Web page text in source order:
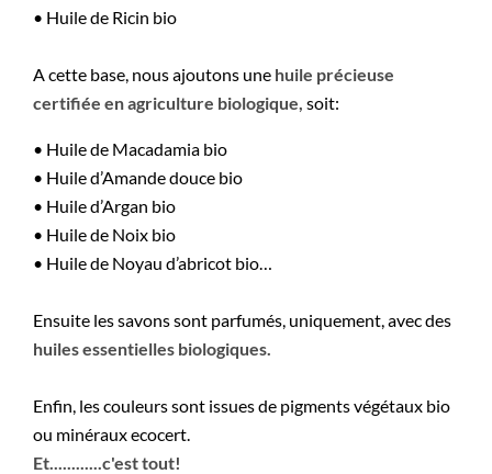
• Huile de Ricin bio
A cette base, nous ajoutons une huile précieuse
certifiée en agriculture biologique, soit:
• Huile de Macadamia bio
• Huile d’Amande douce bio
• Huile d’Argan bio
• Huile de Noix bio
• Huile de Noyau d’abricot bio…
Ensuite les savons sont parfumés, uniquement, avec des
huiles essentielles biologiques.
Enfin, les couleurs sont issues de pigments végétaux bio
ou minéraux ecocert.
Et............c'est tout!